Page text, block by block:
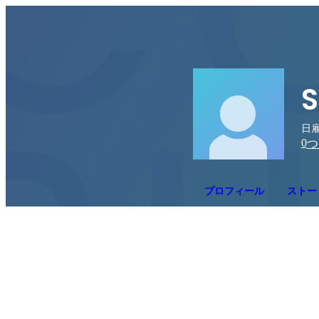
日
0
プロフィール スト